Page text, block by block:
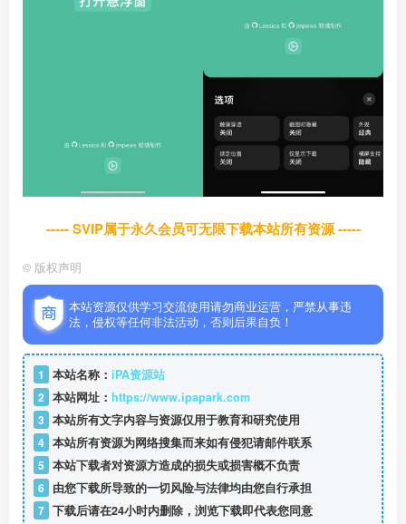
----- SVIP属于永久会员可无限下载本站所有资源 -----
© 版权声明
本站资源仅供学习交流使用请勿商业运营，严禁从事违
法，侵权等任何非法活动，否则后果自负！
1 本站名称： iPA资源站
2 本站网址： https://www.ipapark.com
3 本站所有文字内容与资源仅用于教育和研究使用
4 本站所有资源为网络搜集而来如有侵犯请邮件联系
5 本站下载者对资源方造成的损失或损害概不负责
6 由您下载所导致的一切风险与法律均由您自行承担
7 下载后请在24小时内删除，浏览下载即代表您同意